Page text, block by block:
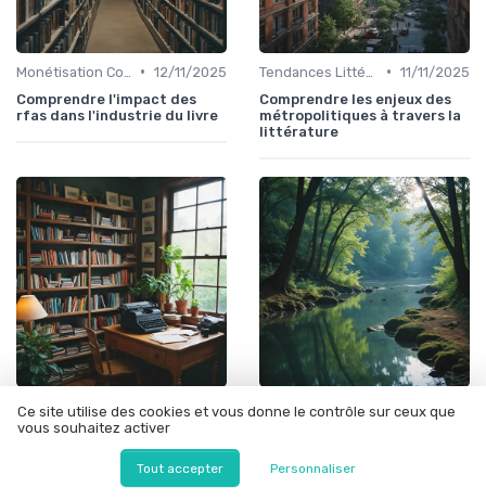
• 12/11/2025
Comprendre l'impact des
rfas dans l'industrie du livre
• 11/11/2025
Comprendre les enjeux des
métropolitiques à travers la
littérature
Tendances Littéraires •
05/10/2025
Les défis et opportunités
d'une maison d'édition
indépendante fictive
Tendances Littéraires •
09/09/2025
littéraire
Ce site utilise des cookies et vous donne le contrôle sur ceux que
vous souhaitez activer
Tout accepter Personnaliser